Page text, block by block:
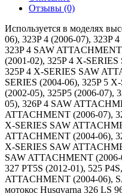
Отзывы (0)
Используется в моделях
06), 323P 4 (2006-07), 323P
323P 4 SAW
(2001-02), 325P 4 X-
325P 4 X-SERIES SAW
SERIES (2004-06), 325P 5
(2002-05), 325P5 (2006-07),
05), 326P 4 SAW
ATTACHMENT (2006-07),
X-SERIES SAW
ATTACHMENT (2004-06),
X-SERIES SAW
SAW ATTACHMENT (2006-
327 PT5S (2012-01), 525
ATTACHMENT (2004-06),
мотокос Husqvarna 326 LS